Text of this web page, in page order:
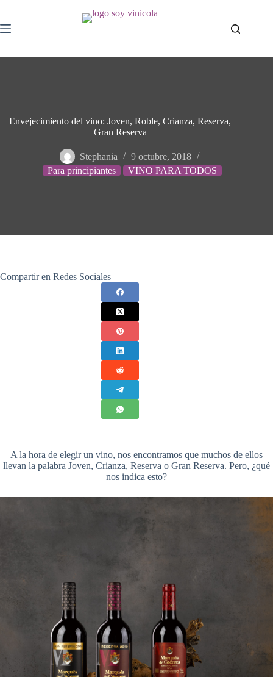
Envejecimiento del vino: Joven, Roble, Crianza, Reserva,
Gran Reserva
Stephania
9 octubre, 2018
Para principiantes
VINO PARA TODOS
Compartir en Redes Sociales
A la hora de elegir un vino, nos encontramos que muchos de ellos
llevan la palabra Joven, Crianza, Reserva o Gran Reserva. Pero, ¿qué
nos indica esto?